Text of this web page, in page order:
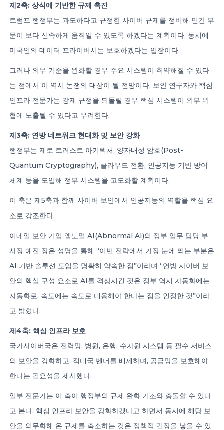
제2축: 상식에 기반한 규제 촉진
트럼프 행정부는 과도하다고 규정한 사이버 규제를 정비해 민간 부
문이 보다 신속하게 움직일 수 있도록 하겠다는 계획이다. 동시에
미국인의 데이터 프라이버시는 보호하겠다는 입장이다.
그러나 의무 기준을 완화할 경우 주요 시스템이 취약해질 수 있다
는 점에서 이 역시 논쟁의 대상이 될 전망이다. 보안 연구자와 핵심
인프라 전문가는 강제 규정을 되돌릴 경우 핵심 시스템이 외부 위
협에 노출될 수 있다고 우려한다.
제3축: 연방 네트워크 현대화 및 보안 강화
행정부는 제로 트러스트 아키텍처, 양자내성 암호(Post-
Quantum Cryptography), 클라우드 전환, 인공지능 기반 방어
체계 등을 도입해 정부 시스템을 고도화할 계획이다.
이 축은 제5축과 함께 사이버 보안에서 인공지능의 역할을 핵심 요
소로 강조한다.
이메일 보안 기업 앱노멀 AI(Abnormal AI)의 정부 업무 담당 부
사장 예진 장은 성명을 통해 “이번 전략에서 가장 눈에 띄는 부분은
AI 기반 솔루션 도입을 명확히 약속한 점”이라며 “연방 사이버 보
안의 핵심 구성 요소로 AI를 격상시킨 것은 정부 역시 자동화에는
자동화로, 속도에는 속도로 대응해야 한다는 점을 인정한 것”이라
고 밝혔다.
제4축: 핵심 인프라 보호
국가사이버국은 전력망, 병원, 은행, 수자원 시스템 등 필수 서비스
의 보안을 강화하고, 적대국 벤더를 배제하며, 공급망을 보호해야
한다는 필요성을 제시했다.
일부 전문가는 이 축이 행정부의 규제 완화 기조와 충돌할 수 있다
고 본다. 핵심 인프라 보안을 강화하겠다고 하면서 동시에 해당 보
안을 의무화해 온 규제를 축소하는 것은 정책적 긴장을 낳을 수 있